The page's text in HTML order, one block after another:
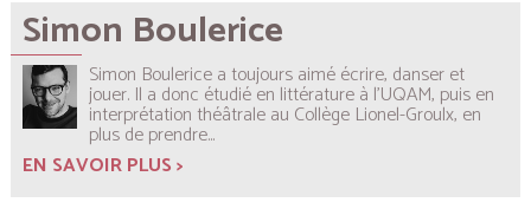
Simon Boulerice
Simon Boulerice a toujours aimé écrire, danser et
jouer. Il a donc étudié en littérature à l’UQAM, puis en
interprétation théâtrale au Collège Lionel-Groulx, en
plus de prendre...
EN SAVOIR PLUS >